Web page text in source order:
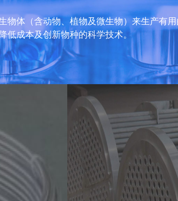
模生产和广泛利用的能源如煤炭、石油、
能源。